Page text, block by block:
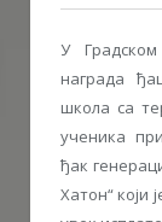
У
награда
школа са
ученика
ђак
Хатон“ који